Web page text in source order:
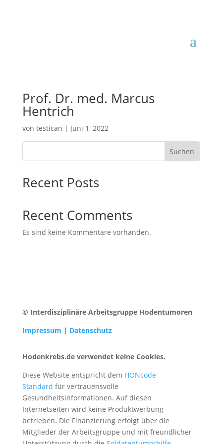
Prof. Dr. med. Marcus
Hentrich
von testican | Juni 1, 2022
Suchen
Recent Posts
Recent Comments
Es sind keine Kommentare vorhanden.
© Interdisziplinäre Arbeitsgruppe Hodentumoren
Impressum | Datenschutz
Hodenkrebs.de verwendet keine Cookies.
Diese Website entspricht dem HONcode
Standard für vertrauensvolle
Gesundheitsinformationen. Auf diesen
Internetseiten wird keine Produktwerbung
betrieben. Die Finanzierung erfolgt über die
Mitglieder der Arbeitsgruppe und mit freundlicher